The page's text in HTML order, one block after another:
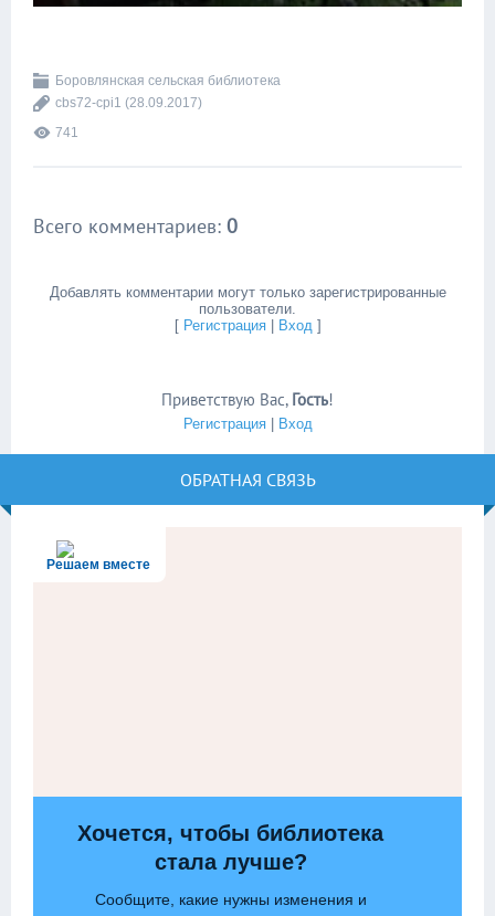
Боровлянская сельская библиотека
cbs72-cpi1 (28.09.2017)
741
Всего комментариев: 0
Добавлять комментарии могут только зарегистрированные
пользователи.
[ Регистрация| Вход]
Приветствую Вас, Гость!
Регистрация| Вход
ОБРАТНАЯ СВЯЗЬ
Решаем вместе
Хочется, чтобы библиотека
стала лучше?
Сообщите, какие нужны изменения и